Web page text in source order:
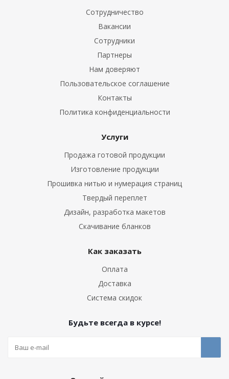
Сотрудничество
Вакансии
Сотрудники
Партнеры
Нам доверяют
Пользовательское соглашение
Контакты
Политика конфиденциальности
Услуги
Продажа готовой продукции
Изготовление продукции
Прошивка нитью и нумерация страниц
Твердый переплет
Дизайн, разработка макетов
Скачивание бланков
Как заказать
Оплата
Доставка
Система скидок
Будьте всегда в курсе!